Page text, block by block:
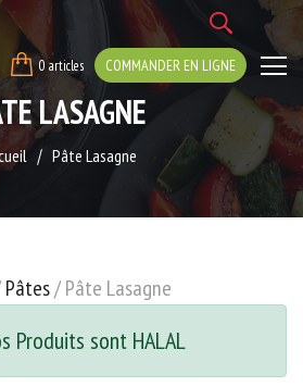
0 articles COMMANDER EN LIGNE
LASAGNE
Pâte Lasagne
Pâtes/ Pâte Lasagne
Produits sont HALAL